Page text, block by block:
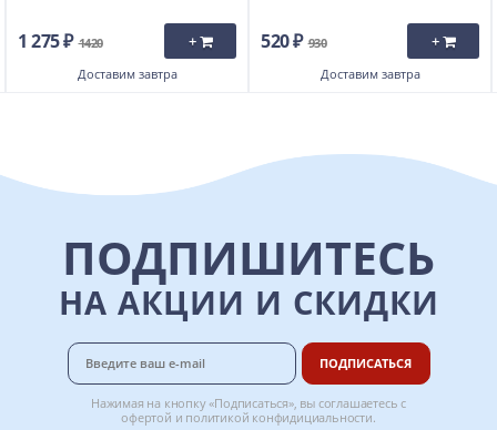
1 275 ₽ 1420 +
Доставим завтра
520 ₽ 930 +
Доставим завтра
ПОДПИШИТЕСЬ
НА АКЦИИ И СКИДКИ
ПОДПИСАТЬСЯ
Нажимая на кнопку «Подписаться», вы соглашаетесь с
офертой и политикой конфидициальности.